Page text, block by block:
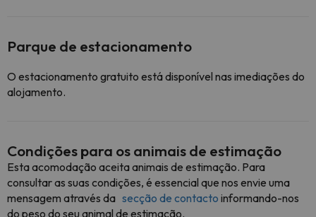
Parque de estacionamento
O estacionamento gratuito está disponível nas imediações do
alojamento.
Condições para os animais de estimação
Esta acomodação aceita animais de estimação. Para
consultar as suas condições, é essencial que nos envie uma
mensagem através da secção de contacto informando-nos
do peso do seu animal de estimação.